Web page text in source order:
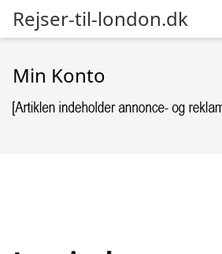
Rejser-til-london.dk
Min Konto